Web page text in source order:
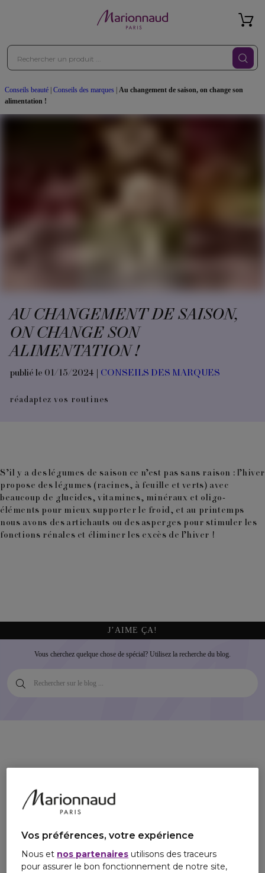
Conseils beauté Conseils des marques
Au changement de saison, on change son
alimentation !
AU CHANGEMENT DE SAISON,
ON CHANGE SON
ALIMENTATION !
publié le 01/15/2024 | CONSEILS DES MARQUES
réadaptez vos routines
S’il y a des légumes de saison ce n’est pas sans raison : l’hiver
propose des légumes (racines, à feuille et verts) avec
beaucoup de glucides, vitamines, minéraux et oligo-
éléments pour mieux supporter le froid, et au printemps
nous avons des artichauts ou des asperges pour stimuler les
fonctions rénales et éliminer les excès de l’hiver !
J’AIME ÇA!
Vous cherchez quelque chose de spécial? Utilisez la recherche du blog.
Vos préférences, votre expérience
Nous et nos partenaires utilisons des traceurs
pour assurer le bon fonctionnement de notre site,